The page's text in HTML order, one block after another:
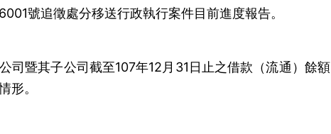
號追徵處分移送行政執行案件目前進度報告。
司暨其子公司截至107年12月31日止之借款（流通）餘額
形。